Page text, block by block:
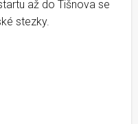
až do Tišnova se
stezky.